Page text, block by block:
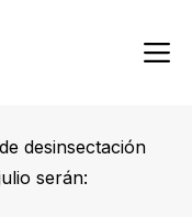
desinsectación
serán: